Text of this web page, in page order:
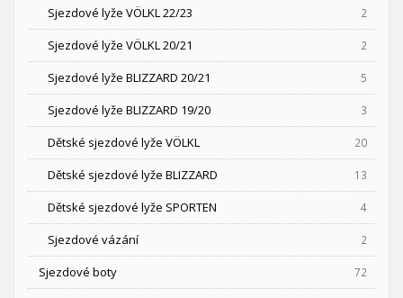
Sjezdové lyže VÖLKL 22/23 2
Sjezdové lyže VÖLKL 20/21 2
Sjezdové lyže BLIZZARD 20/21 5
Sjezdové lyže BLIZZARD 19/20 3
Dětské sjezdové lyže VÖLKL 20
Dětské sjezdové lyže BLIZZARD 13
Dětské sjezdové lyže SPORTEN 4
Sjezdové vázání 2
Sjezdové boty 72